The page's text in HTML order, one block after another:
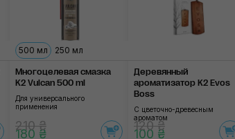
500 мл 250 мл
Многоцелевая смазка
K2 Vulcan 500 ml
Для универсального
применения
210 ₴
180 ₴
Деревянный
ароматизатор K2 Evos
Boss
С цветочно-древесным
ароматом
120 ₴
100 ₴